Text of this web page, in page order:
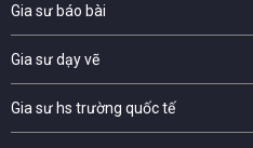
Gia sư báo bài
Gia sư dạy vẽ
Gia sư hs trường quốc tế